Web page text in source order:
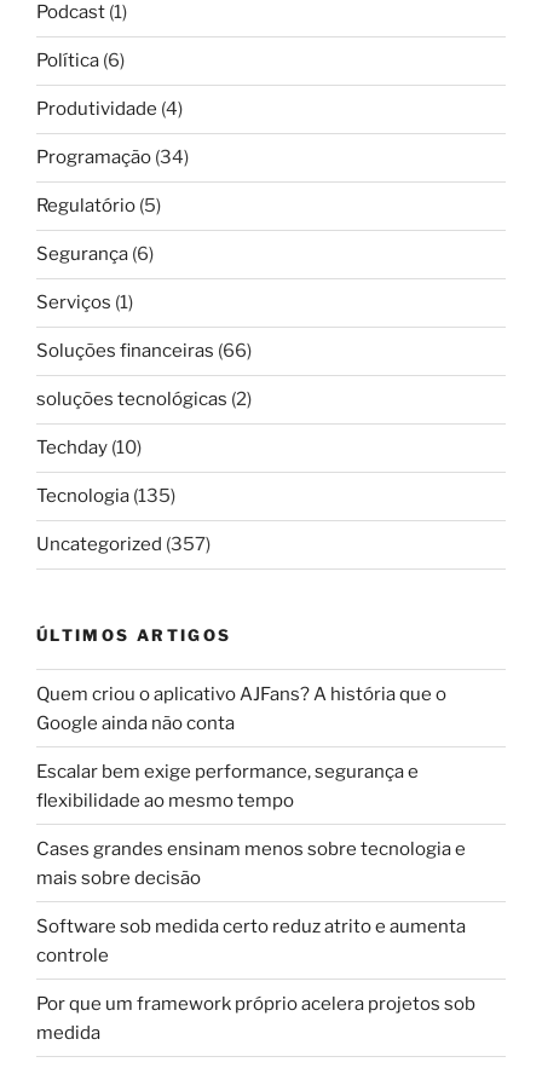
Podcast (1)
Política (6)
Produtividade (4)
Programação (34)
Regulatório (5)
Segurança (6)
Serviços (1)
Soluções financeiras (66)
soluções tecnológicas (2)
Techday (10)
Tecnologia (135)
Uncategorized (357)
ÚLTIMOS ARTIGOS
Quem criou o aplicativo AJFans? A história que o
Google ainda não conta
Escalar bem exige performance, segurança e
flexibilidade ao mesmo tempo
Cases grandes ensinam menos sobre tecnologia e
mais sobre decisão
Software sob medida certo reduz atrito e aumenta
controle
Por que um framework próprio acelera projetos sob
medida